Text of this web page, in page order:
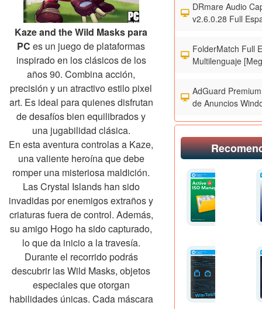
Kaze and the Wild Masks para
PC es un juego de plataformas
inspirado en los clásicos de los
años 90. Combina acción,
precisión y un atractivo estilo pixel
art. Es ideal para quienes disfrutan
de desafíos bien equilibrados y
una jugabilidad clásica.
En esta aventura controlas a Kaze,
una valiente heroína que debe
romper una misteriosa maldición.
Las Crystal Islands han sido
invadidas por enemigos extraños y
criaturas fuera de control. Además,
su amigo Hogo ha sido capturado,
lo que da inicio a la travesía.
Durante el recorrido podrás
descubrir las Wild Masks, objetos
especiales que otorgan
habilidades únicas. Cada máscara
DRmare Audio
v2.6.0.28 Full
FolderMatch Full
Multilenguaje
AdGuard
de Anuncios